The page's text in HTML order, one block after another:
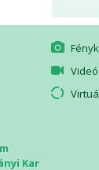
Kar